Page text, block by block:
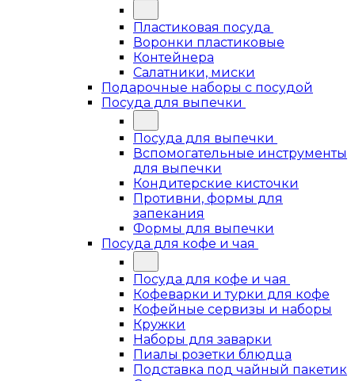
Пластиковая посуда
Воронки пластиковые
Контейнера
Салатники, миски
Подарочные наборы с посудой
Посуда для выпечки
Посуда для выпечки
Вспомогательные инструменты
для выпечки
Кондитерские кисточки
Противни, формы для
запекания
Формы для выпечки
Посуда для кофе и чая
Посуда для кофе и чая
Кофеварки и турки для кофе
Кофейные сервизы и наборы
Кружки
Наборы для заварки
Пиалы розетки блюдца
Подставка под чайный пакетик